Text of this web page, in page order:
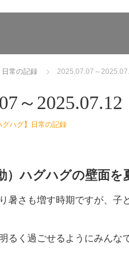
日常の記録 2025.07.07～
～2025.07.12
グハグ】日常の記録
）ハグハグの壁面
暑さも増す時期ですが、子
るく過ごせるようにみんな